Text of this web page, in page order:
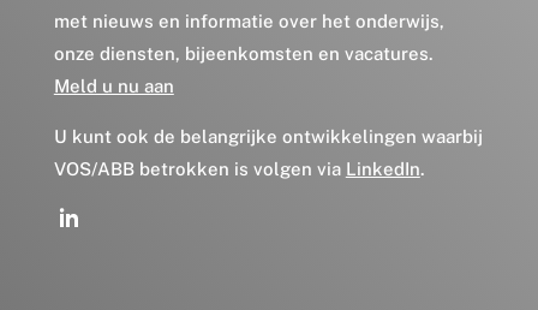
met nieuws en informatie over het onderwijs,
onze diensten, bijeenkomsten en vacatures.
Meld u nu aan
U kunt ook de belangrijke ontwikkelingen waarbij
VOS/ABB betrokken is volgen via LinkedIn.